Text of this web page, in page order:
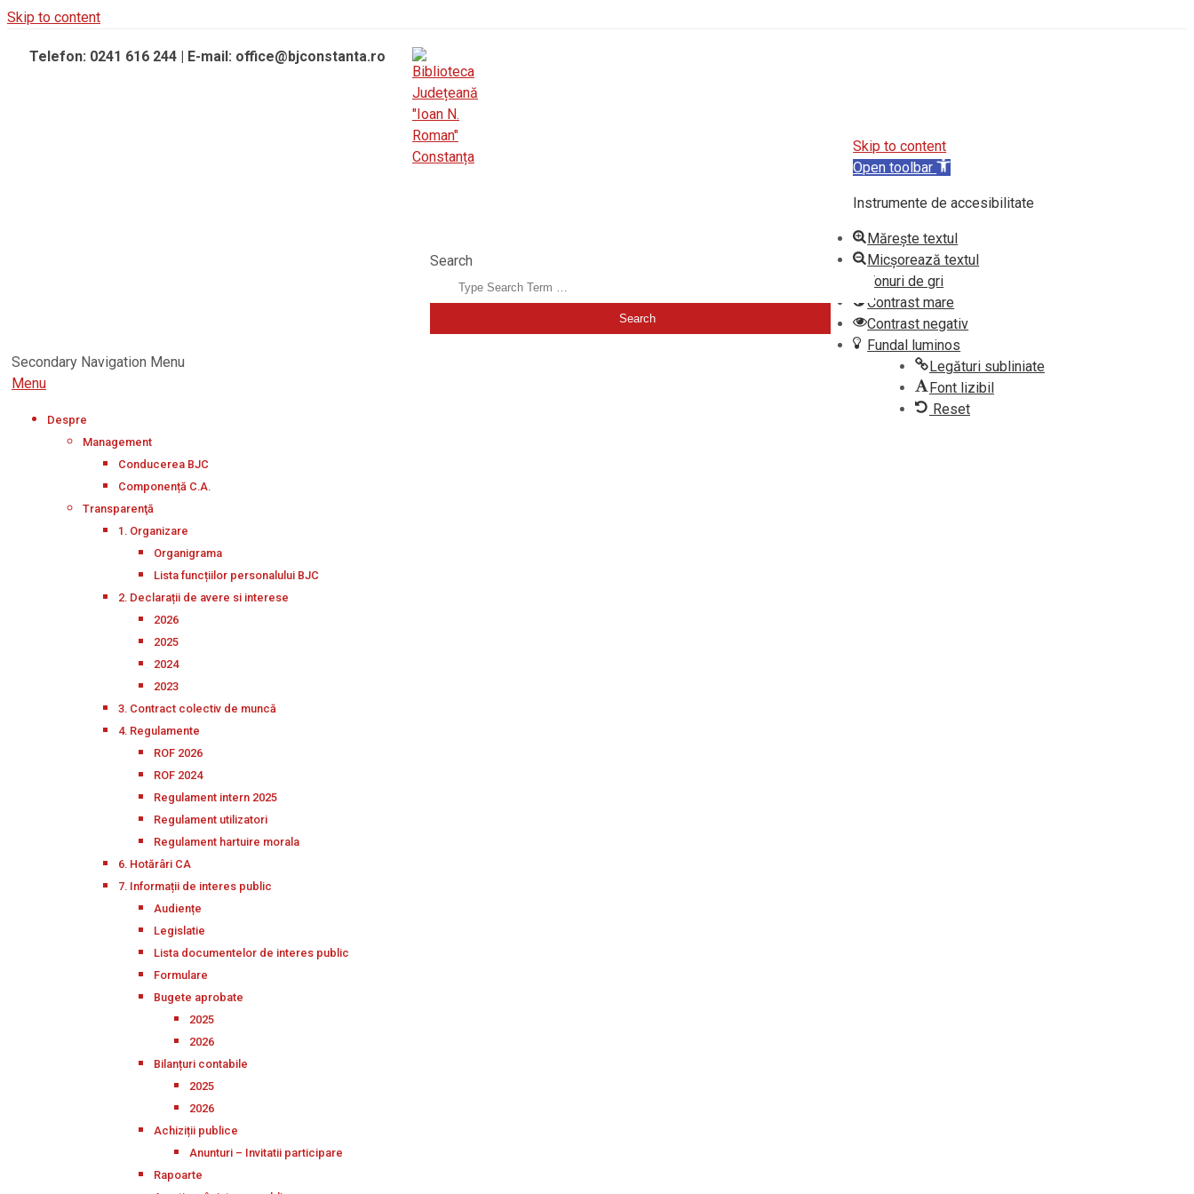
Skip to content
Telefon: 0241 616 244 | E-mail: office@bjconstanta.ro
Search
Secondary Navigation Menu
Menu
Despre
Management
Conducerea BJC
Componență C.A.
Transparenţă
1. Organizare
Organigrama
Lista funcțiilor personalului BJC
2. Declarații de avere si interese
2026
2025
2024
2023
3. Contract colectiv de muncă
4. Regulamente
ROF 2026
ROF 2024
Regulament intern 2025
Regulament utilizatori
Regulament hartuire morala
6. Hotărâri CA
7. Informații de interes public
Audiențe
Legislatie
Lista documentelor de interes public
Formulare
Bugete aprobate
2025
2026
Bilanțuri contabile
2025
2026
Achiziții publice
Anunturi – Invitatii participare
Rapoarte
Skip to content
Open toolbar
Instrumente de accesibilitate
Mărește textul
Micșorează textul
Tonuri de gri
Contrast mare
Contrast negativ
Fundal luminos
Legături subliniate
Font lizibil
Reset